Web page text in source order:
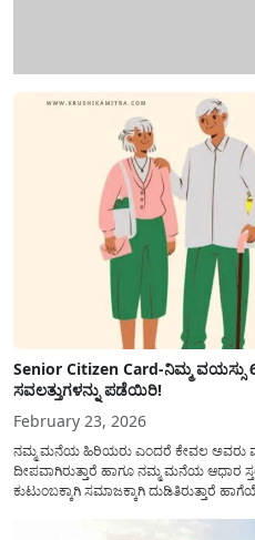
Senior Citizen Card-ನಿಮ್ಮ
ಸವಲತ್ತುಗಳನ್ನು ಪಡೆಯಿರಿ!
February 23, 2026
ನಮ್ಮ ಮನೆಯ ಹಿರಿಯರು ಎಂದರೆ ಕೇವಲ ಅವರು
ದೀಪವಾಗಿರುತ್ತಾರೆ ಹಾಗೂ ನಮ್ಮ ಮನೆಯ ಆಧಾರ
ಕುಟುಂಬಕ್ಕಾಗಿ ಸಮಾಜಕ್ಕಾಗಿ ದುಡಿತಿರುತ್ತಾರೆ